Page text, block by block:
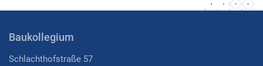
Baukollegium
Schlachthofstraße 57